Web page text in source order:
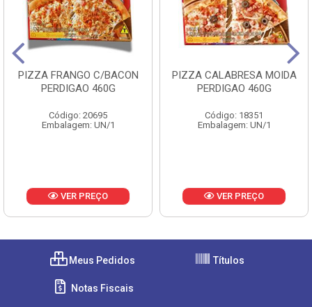
PIZZA FRANGO C/BACON
PERDIGAO 460G
Código: 20695
Embalagem: UN/1
VER PREÇO
PIZZA CALABRESA MOIDA
PERDIGAO 460G
Código: 18351
Embalagem: UN/1
VER PREÇO
Meus Pedidos Títulos
Notas Fiscais